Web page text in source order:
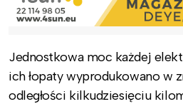
Jednostkowa moc każdej
ich łopaty wyprodukowano w
odległości kilkudziesięciu